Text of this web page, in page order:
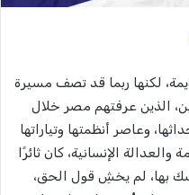
لكنها ربما قد تصف مسيرة
الذين عرفتهم مصر خلال
وعاصر أنظمتها وتياراتها
الإنسانية، كان ثائرًا
بها، لم يخشِ قول الحق،